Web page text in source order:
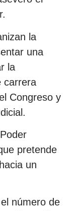
la
una
la
carrera
Congreso y
pretende
un
número de